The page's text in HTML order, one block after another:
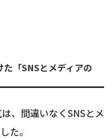
「SNSとメディアの
、間違いなくSNSとメ
た。